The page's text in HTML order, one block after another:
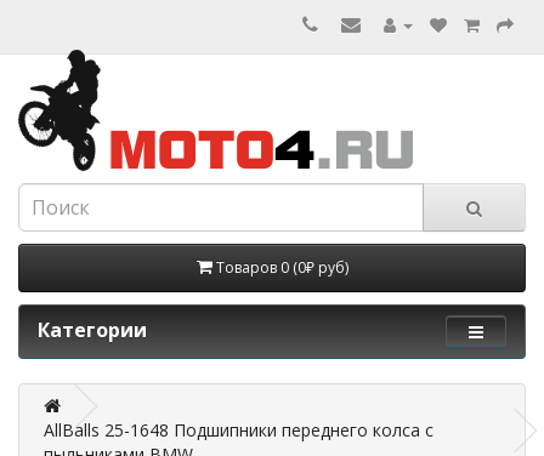
Товаров 0 (0₽ руб)
Категории
AllBalls 25-1648 Подшипники переднего колса с